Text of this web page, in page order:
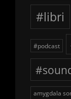
#libri
#podcast
amygdala